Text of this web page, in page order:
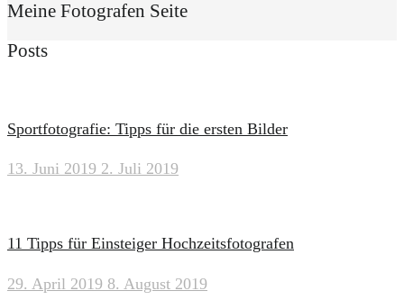
Meine Fotografen Seite
Posts
Sportfotografie: Tipps für die ersten Bilder
13. Juni 2019 2. Juli 2019
11 Tipps für Einsteiger Hochzeitsfotografen
29. April 2019 8. August 2019